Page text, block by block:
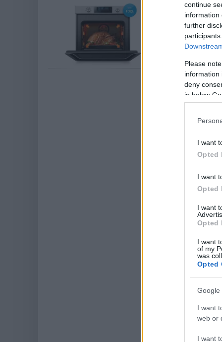
continue
information
further
Please
information
deny
in below
I want
Opted
I want
Opted
I want
Opted
I want
of my
was
Opted
Google
I want
web or
I want
Okos
Életmód |
A készülék
használható.